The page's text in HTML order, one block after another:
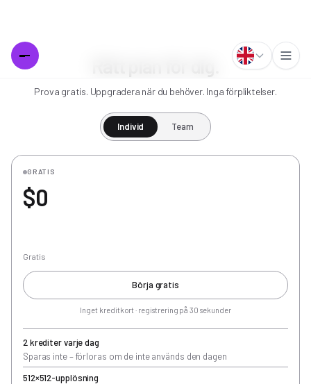
Prova gratis. Uppgradera när du behöver. Inga förpliktelser.
Individ Team
GRATIS
$0
Gratis
Börja gratis
Inget kreditkort · registrering på 30 sekunder
2 krediter varje dag
Sparas inte – förloras om de inte används den dagen
512×512-upplösning